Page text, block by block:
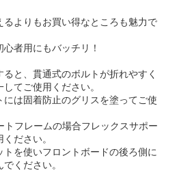
よりもお買い得なところも魅力で
者用にもバッチリ！
と、貫通式のボルトが折れやすく
てご使用ください。
は固着防止のグリスを塗ってご使
フレームの場合フレックスサポー
ださい。
を使いフロントボードの後ろ側に
ください。